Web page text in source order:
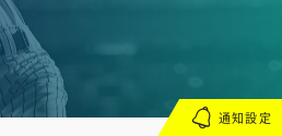
通知設定